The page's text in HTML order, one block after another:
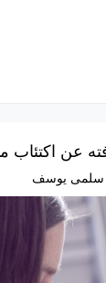
عن اكتئاب ما
سلمى يوسف